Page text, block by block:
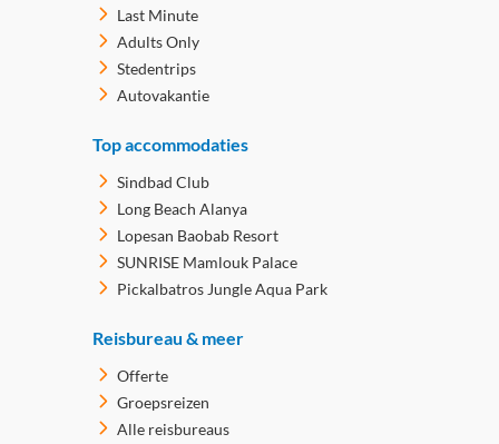
Last Minute
Adults Only
Stedentrips
Autovakantie
Top accommodaties
Sindbad Club
Long Beach Alanya
Lopesan Baobab Resort
SUNRISE Mamlouk Palace
Pickalbatros Jungle Aqua Park
Reisbureau & meer
Offerte
Groepsreizen
Alle reisbureaus